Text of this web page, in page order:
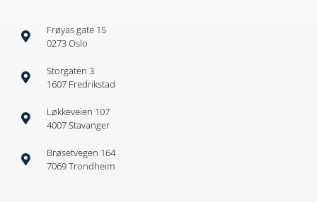
Frøyas gate 15
0273 Oslo
Storgaten 3
1607 Fredrikstad
Løkkeveien 107
4007 Stavanger
Brøsetvegen 164
7069 Trondheim